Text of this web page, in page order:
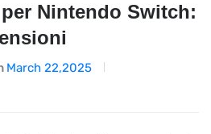
Nintendo Switch:
March 22,2025